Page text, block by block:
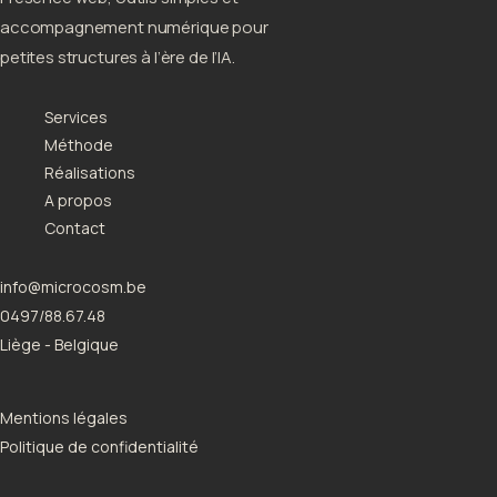
accompagnement numérique pour
petites structures à l’ère de l’IA.
Services
Méthode
Réalisations
A propos
Contact
info@microcosm.be
0497/88.67.48
Liège - Belgique
Mentions légales
Politique de confidentialité